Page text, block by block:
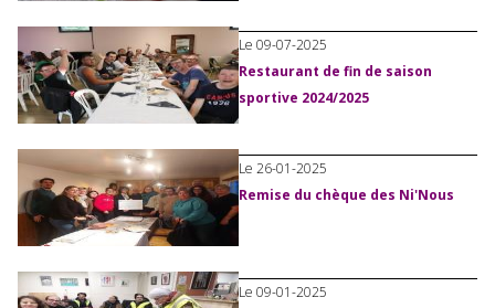
Le 09-07-2025
Restaurant de fin de saison
sportive 2024/2025
Le 26-01-2025
Remise du chèque des Ni'Nous
Le 09-01-2025